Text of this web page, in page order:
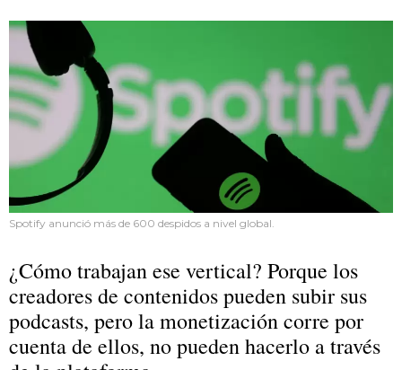
Spotify anunció más de 600 despidos a nivel global.
¿Cómo trabajan ese vertical? Porque los
creadores de contenidos pueden subir sus
podcasts, pero la monetización corre por
cuenta de ellos, no pueden hacerlo a través